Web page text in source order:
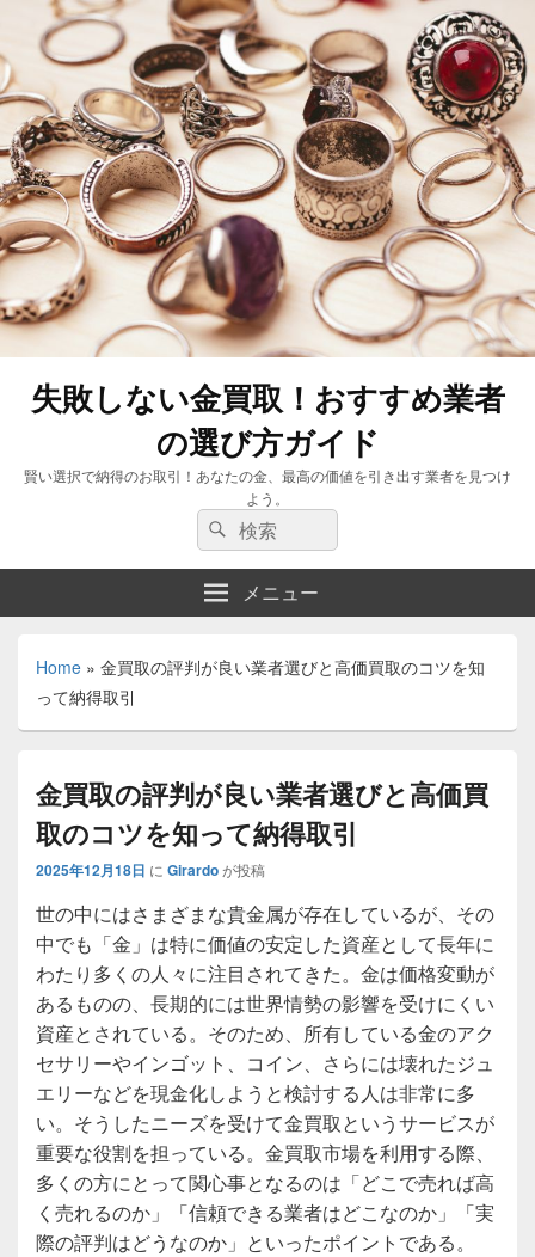
失敗しない金買取！おすすめ業者
の選び方ガイド
賢い選択で納得のお取引！あなたの金、最高の価値を引き出す業者を見つけ
よう。
検
索:
検
索
メニュー
Home » 金買取の評判が良い業者選びと高価買取のコツを知
って納得取引
金買取の評判が良い業者選びと高価買
取のコツを知って納得取引
2025年12月18日 に Girardoが投稿
世の中にはさまざまな貴金属が存在しているが、その
中でも「金」は特に価値の安定した資産として長年に
わたり多くの人々に注目されてきた。 金は価格変動が
あるものの、長期的には世界情勢の影響を受けにくい
資産とされている。そのため、所有している金のアク
セサリーやインゴット、コイン、さらには壊れたジュ
エリーなどを現金化しようと検討する人は非常に多
い。そうしたニーズを受けて金買取というサービスが
重要な役割を担っている。金買取市場を利用する際、
多くの方にとって関心事となるのは「どこで売れば高
く売れるのか」「信頼できる業者はどこなのか」「実
際の評判はどうなのか」といったポイントである。